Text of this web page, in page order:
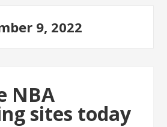
9, 2022
NBA
sites today